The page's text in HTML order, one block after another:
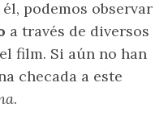
podemos observar
a través de diversos
film. Si aún no han
checada a este
.